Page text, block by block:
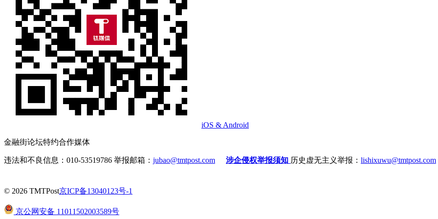
iOS & Android
金融街论坛特约合作媒体
违法和不良信息：010-53519786 举报邮箱： jubao@tmtpost.com 涉企侵权举报须知 历史虚无主义举报： lishixuwu@tmtpost.com
© 2026 TMTPost京ICP备13040123号-1
京公网安备 11011502003589号